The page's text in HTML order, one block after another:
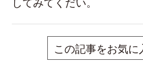
この記事をお気に